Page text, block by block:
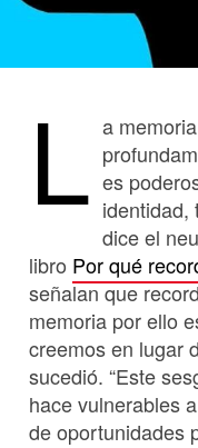
L a
es
identidad,
dice el
libro Por qué
señalan que
memoria por ello
creemos en lugar
sucedió. “Este
hace vulnerables
de oportunidades